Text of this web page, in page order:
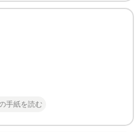
手紙を読む